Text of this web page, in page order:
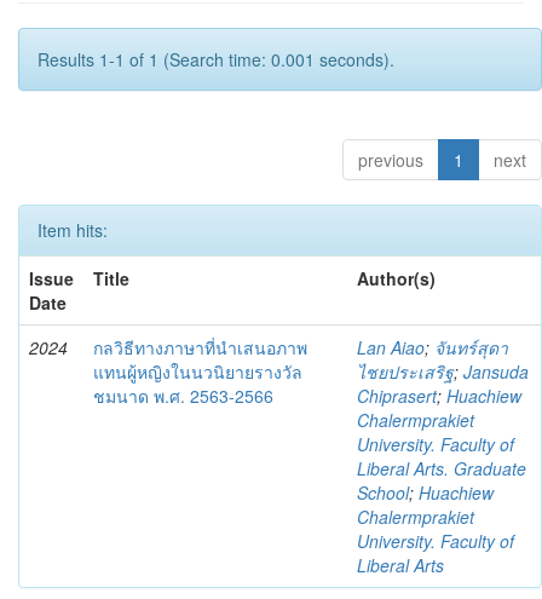
Results 1-1 of 1 (Search time: 0.001 seconds).
previous 1 next
Item hits:
Issue
Date
Title Author(s)
2024
กลวิธีทางภาษาที่นำเสนอภาพ
แทนผู้หญิงในนวนิยายรางวัล
ชมนาด พ.ศ. 2563-2566
Lan Aiao; จันทร์สุดา
ไชยประเสริฐ; Jansuda
Chiprasert; Huachiew
Chalermprakiet
University. Faculty of
Liberal Arts. Graduate
School; Huachiew
Chalermprakiet
University. Faculty of
Liberal Arts